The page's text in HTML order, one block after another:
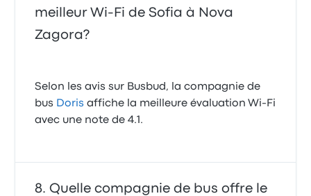
meilleur Wi-Fi de Sofia à Nova
Zagora?
Selon les avis sur Busbud, la compagnie de
bus Doris affiche la meilleure évaluation Wi-Fi
avec une note de 4.1.
Quelle compagnie de bus offre le